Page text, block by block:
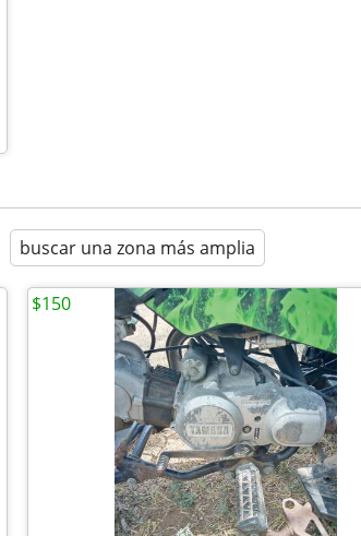
buscar una zona más amplia
$150